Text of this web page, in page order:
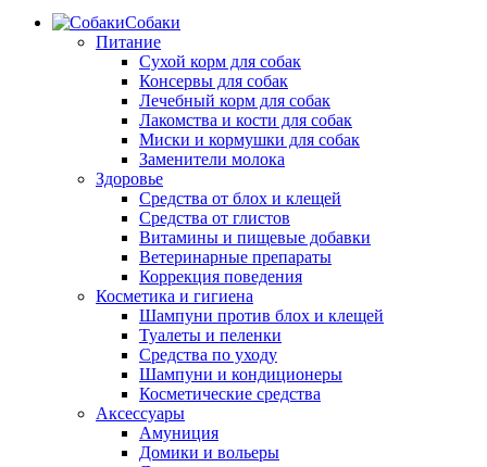
Собаки
Питание
Сухой корм для собак
Консервы для собак
Лечебный корм для собак
Лакомства и кости для собак
Миски и кормушки для собак
Заменители молока
Здоровье
Средства от блох и клещей
Средства от глистов
Витамины и пищевые добавки
Ветеринарные препараты
Коррекция поведения
Косметика и гигиена
Шампуни против блох и клещей
Туалеты и пеленки
Средства по уходу
Шампуни и кондиционеры
Косметические средства
Аксессуары
Амуниция
Домики и вольеры